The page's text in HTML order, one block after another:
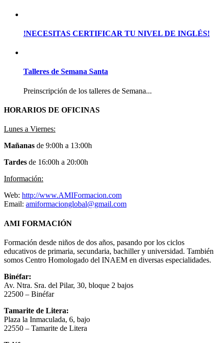
!NECESITAS CERTIFICAR TU NIVEL DE INGLÉS!
Talleres de Semana Santa
Preinscripción de los talleres de Semana...
HORARIOS DE OFICINAS
Lunes a Viernes:
Mañanas de 9:00h a 13:00h
Tardes de 16:00h a 20:00h
Información:
Web: http://www.AMIFormacion.com
Email: amiformacionglobal@gmail.com
AMI FORMACIÓN
Formación desde niños de dos años, pasando por los ciclos
educativos de primaria, secundaria, bachiller y universidad. También
somos Centro Homologado del INAEM en diversas especialidades.
Binéfar:
Av. Ntra. Sra. del Pilar, 30, bloque 2 bajos
22500 – Binéfar
Tamarite de Litera:
Plaza la Inmaculada, 6, bajo
22550 – Tamarite de Litera